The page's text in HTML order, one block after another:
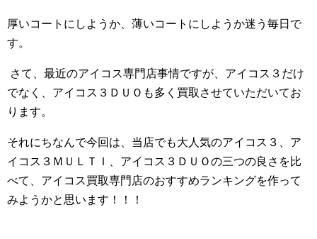
厚いコートにしようか、薄いコートにしようか迷う毎日で
す。
さて、最近のアイコス専門店事情ですが、アイコス３だけ
でなく、アイコス３ＤＵＯも多く買取させていただいてお
ります。
それにちなんで今回は、当店でも大人気のアイコス３、ア
イコス３ＭＵＬＴＩ、アイコス３ＤＵＯの三つの良さを比
べて、アイコス買取専門店のおすすめランキングを作って
みようかと思います！！！